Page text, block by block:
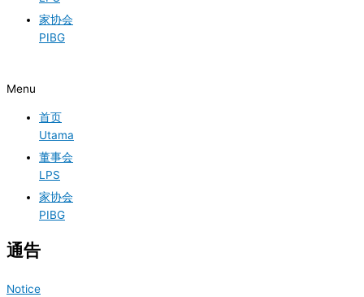
家协会
PIBG
Menu
首页
Utama
董事会
LPS
家协会
PIBG
通告
Notice